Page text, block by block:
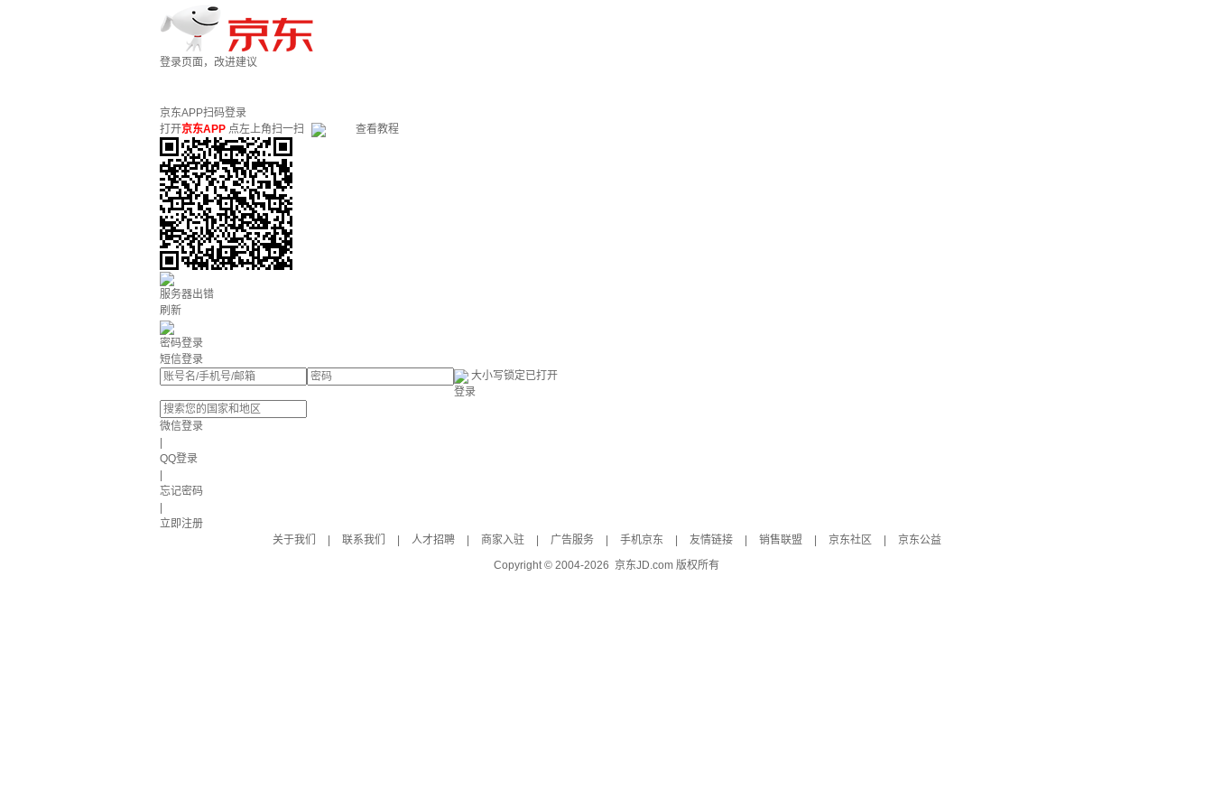
登录页面，改进建议
京东APP扫码登录
打开京东APP 点左上角扫一扫 查看教程
服务器出错
刷新
密码登录
短信登录
大小写锁定已打开
登录
微信登录
QQ登录
忘记密码
立即注册
关于我们
联系我们 人才招聘 商家入驻 广告服务 手机京东 友情链接 销售联盟 京东社区
京东公益
Copyright © 2004-2026 京东JD.com 版权所有